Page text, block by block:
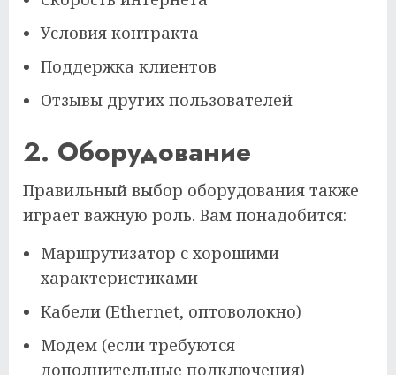
Условия контракта
Поддержка клиентов
Отзывы других пользователей
2. Оборудование
Правильный выбор оборудования также
играет важную роль. Вам понадобится:
Маршрутизатор с хорошими
характеристиками
Кабели (Ethernet, оптоволокно)
Модем (если требуются
дополнительные подключения)